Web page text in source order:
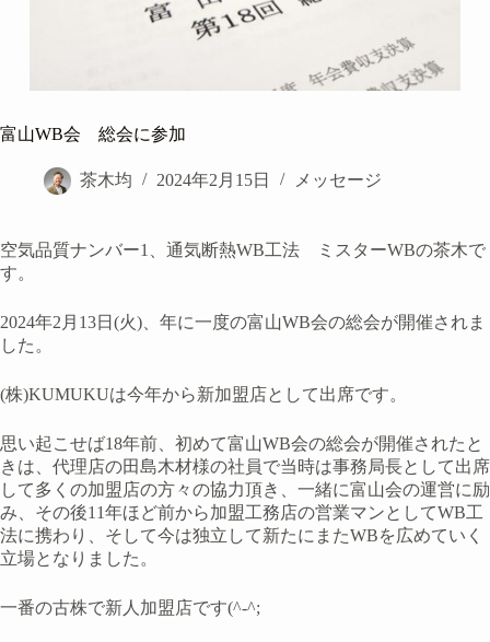
富山WB会 総会に参加
茶木均 2024年2月15日 メッセージ
空気品質ナンバー1、通気断熱WB工法 ミスターWBの茶木で
す。
2024年2月13日(火)、年に一度の富山WB会の総会が開催されま
した。
(株)KUMUKUは今年から新加盟店として出席です。
思い起こせば18年前、初めて富山WB会の総会が開催されたと
きは、代理店の田島木材様の社員で当時は事務局長として出席
して多くの加盟店の方々の協力頂き、一緒に富山会の運営に励
み、その後11年ほど前から加盟工務店の営業マンとしてWB工
法に携わり、そして今は独立して新たにまたWBを広めていく
立場となりました。
一番の古株で新人加盟店です(^-^;